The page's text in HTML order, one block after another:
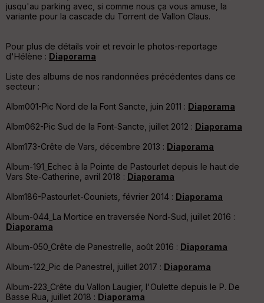
n
re
w
jusqu'au parking avec, si comme nous ça vous amuse, la
variante pour la cascade du Torrent de Vallon Claus.
Pour plus de détails voir et revoir le photos-reportage
d'Hélène : Diaporama
Liste des albums de nos randonnées précédentes dans ce
secteur :
Albm001-Pic Nord de la Font Sancte, juin 2011 : Diaporama
Albm062-Pic Sud de la Font-Sancte, juillet 2012 : Diaporama
Albm173-Crête de Vars, décembre 2013 : Diaporama
Album-191_Echec à la Pointe de Pastourlet depuis le haut de
Vars Ste-Catherine, avril 2018 : Diaporama
Albm186-Pastourlet-Couniets, février 2014 : Diaporama
Album-044_La Mortice en traversée Nord-Sud, juillet 2016 :
Diaporama
Album-050_Crête de Panestrelle, août 2016 : Diaporama
Album-122_Pic de Panestrel, juillet 2017 : Diaporama
Album-223_Crête du Vallon Laugier, l'Oulette depuis le P. De
Basse Rua, juillet 2018 : Diaporama